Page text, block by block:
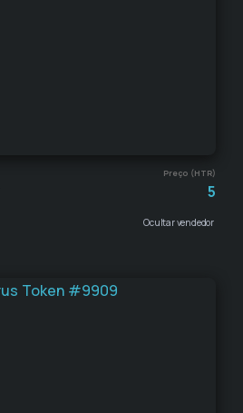
Preço (HTR)
5
Ocultar vendedor